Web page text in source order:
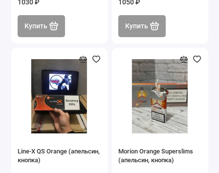
1030 ₽
Купить
1050 ₽
Купить
Line-X QS Orange (апельсин,
кнопка)
Morion Orange Superslims
(апельсин, кнопка)